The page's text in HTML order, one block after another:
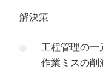
解決策
工程管理の一
作業ミスの削